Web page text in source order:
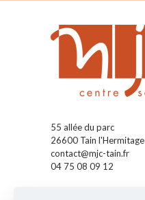
55 allée du parc
26600 Tain l'Hermitage
contact@mjc-tain.fr
04 75 08 09 12